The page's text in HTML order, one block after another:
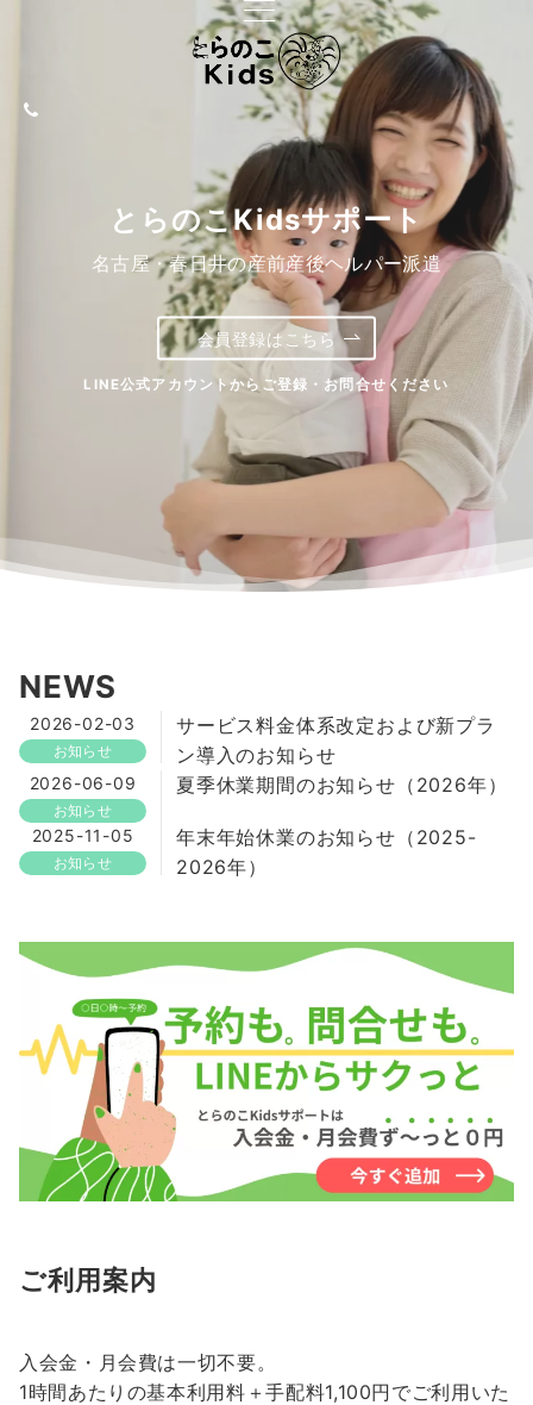
とらのこKidsサポート
名古屋・春日井のベビー＆キッズシッター派遣
会員登録はこちら
LINE公式アカウントからご登録・お問合せください
とらのこKidsサポート
名古屋・春日井の産前産後ヘルパー派遣
会員登録はこちら
LINE公式アカウントからご登録・お問合せください
NEWS
2026-02-03
お知らせ
サービス料金体系改定および新プラ
ン導入のお知らせ
2026-06-09
お知らせ
夏季休業期間のお知らせ（2026年）
2025-11-05
お知らせ
年末年始休業のお知らせ（2025-
2026年）
ご利用案内
入会金・月会費は一切不要。
1時間あたりの基本利用料＋手配料1,100円でご利用いた